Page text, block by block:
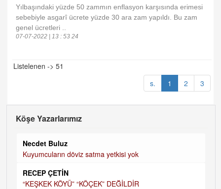
Yılbaşındaki yüzde 50 zammın enflasyon karşısında erimesi
sebebiyle asgarî ücrete yüzde 30 ara zam yapıldı. Bu zam
genel ücretleri ..
07-07-2022 | 13 : 53 24
Listelenen -> 51
s.
1 2 3
Köşe Yazarlarımız
Necdet Buluz
Kuyumcuların döviz satma yetkisi yok
RECEP ÇETİN
“KEŞKEK KÖYÜ” “KÖÇEK” DEĞİLDİR